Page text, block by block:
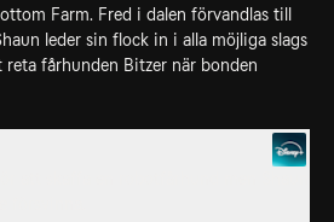
Farm. Fred i dalen förvandlas till
leder sin flock in i alla möjliga slags
fårhunden Bitzer när bonden